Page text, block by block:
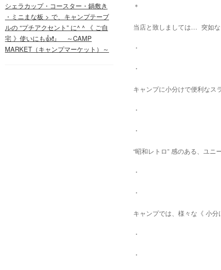
＊
当店と致しましては… 突如な
・
・
キャンプに小分けで便利なス
・
・
“昭和レトロ” 感のある、ユニ
・
・
キャンプでは、様々な《 小
・
・
シェラカップ・コースター・鍋敷き
・ミニまな板 > で、キャンプテーブ
ルの “プチアクセント” に^ ^ 《 ご自
宅 》使いにも👍❗️』 ～CAMP
MARKET（キャンプマーケット）～